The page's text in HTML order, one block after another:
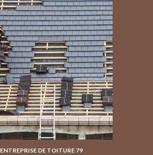
ENTREPRISE DE TOITURE 79